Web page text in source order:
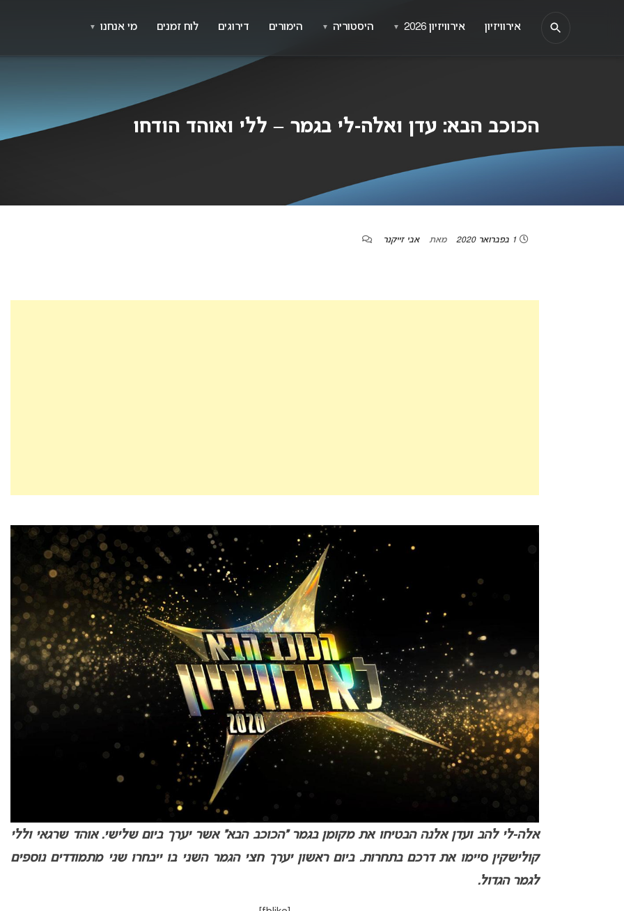
הכוכב הבא: עדן ואלה-לי בגמר – ללי ואוהד הודחו
מאת אבי זייקנר
אלה-לי להב ועדן אלנה הבטיחו את מקומן בגמר “הכוכב הבא” אשר יערך ביום שלישי. אוהד שרגאי וללי
קולישקין סיימו את דרכם בתחרות. ביום ראשון יערך חצי הגמר השני בו ייבחרו שני מתמודדים נוספים
לגמר הגדול.
אירוויזיון אירוויזיון 2026 ▼ היסטוריה ▼ הימורים דירוגים לוח זמנים מי אנחנו ▼